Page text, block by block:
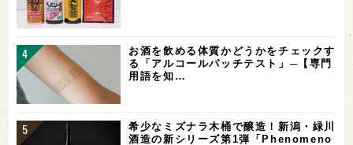
お酒を飲める体質かどうかをチェックす
る「アルコールパッチテスト」─【専門
用語を知…
希少なミズナラ木桶で醸造！新潟・緑川
酒造の新シリーズ第1弾「Phenomeno